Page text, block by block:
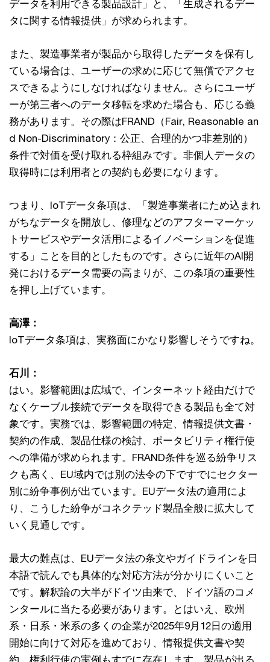
データを利用できる製品設計」と、「生成されるデー
タに関する情報提供」が求められます。
また、製造事業者が製品から取得したデータを保有し
ている場合は、ユーザーの求めに応じて無償でアクセ
スできるようにしなければなりません。さらにユーザ
ーが第三者へのデータ移転を求めた場合も、応じる義
務があります。その際はFRAND（Fair, Reasonable an
d Non-Discriminatory：公正、合理的かつ非差別的）
条件で対価を受け取れる枠組みです。非個人データの
取得時には利用者との契約も必要になります。
つまり、IoTデータ条項は、「製造事業者にため込まれ
がちなデータを開放し、修理などのアフターマーケッ
トサービスやデータ活用によるイノベーションを促進
する」ことを目的としたものです。さらに近年のAI開
発におけるデータ需要の高まりが、この条項の重要性
を押し上げています。
高澤：
IoTデータ条項は、実務面にかなり影響しそうですね。
石川：
はい。影響範囲は広域で、インターネット経由だけで
なくケーブル接続でデータを取得できる製品も全て対
象です。実務では、影響範囲の特定、情報提供文書・
契約の作成、製品仕様の検討、ポータビリティ権行使
への準備が求められます。FRAND条件を巡る紛争リス
クも高く、EU域内では別の法令の下ですでにセクター
別に紛争事例が出ています。EUデータ法の適用によ
り、こうした紛争がコネクテッド製品全般に拡大して
いく見通しです。
最大の難点は、EUデータ法の条文やガイドラインを日
本語で読んでも具体的な対応方法が分かりにくいこと
です。解釈論の大半がドイツ由来で、ドイツ語のコメ
ンタールに当たる必要があります。とはいえ、欧州
系・日系・米系の多くの企業が2025年9月12日の適用
開始に向けて対応を進めており、情報提供文書や契
約、権利行使の実例もすでに存在します。製品が出る